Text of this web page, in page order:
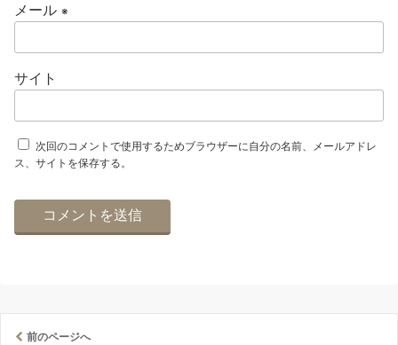
メール ※
サイト
次回のコメントで使用するためブラウザーに自分の名前、メールアドレ
ス、サイトを保存する。
前のページへ